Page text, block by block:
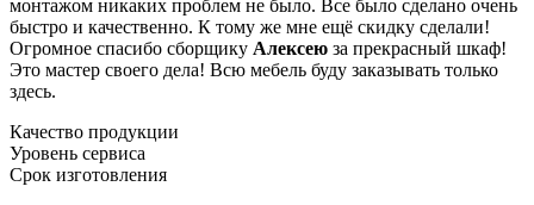
монтажом никаких проблем не было. Все было сделано очень
быстро и качественно. К тому же мне ещё скидку сделали!
Огромное спасибо сборщику Алексею за прекрасный шкаф!
Это мастер своего дела! Всю мебель буду заказывать только
здесь.
Качество продукции
Уровень сервиса
Срок изготовления